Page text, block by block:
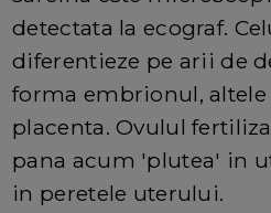
detectata la ecograf.
diferentieze pe arii de
forma embrionul,
placenta. Ovulul
pana acum 'plutea' in
in peretele uterului.